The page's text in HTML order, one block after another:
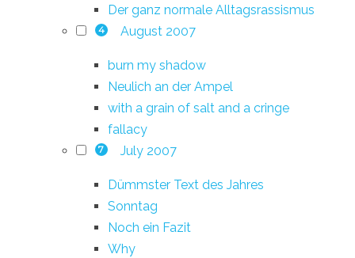
Der ganz normale Alltagsrassismus
4 August 2007
burn my shadow
Neulich an der Ampel
with a grain of salt and a cringe
fallacy
7 July 2007
Dümmster Text des Jahres
Sonntag
Noch ein Fazit
Why